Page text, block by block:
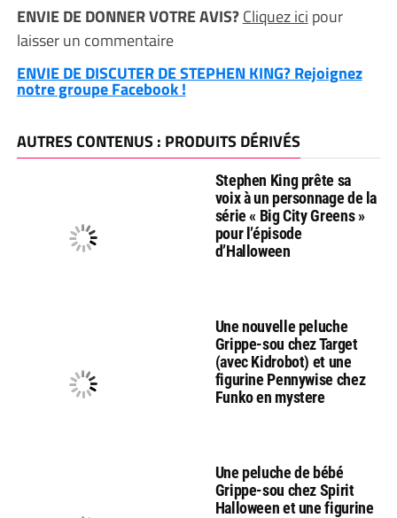
ENVIE DE DONNER VOTRE AVIS?Cliquez ici pour
laisser un commentaire
ENVIE DE DISCUTER DE STEPHEN KING? Rejoignez
notre groupe Facebook !
AUTRES CONTENUS : PRODUITS DÉRIVÉS
Stephen King prête sa
voix à un personnage de la
série « Big City Greens »
pour l’épisode
d’Halloween
Une nouvelle peluche
Grippe-sou chez Target
(avec Kidrobot) et une
figurine Pennywise chez
Funko en mystere
Une peluche de bébé
Grippe-sou chez Spirit
Halloween et une figurine